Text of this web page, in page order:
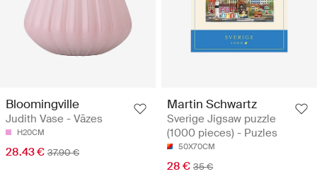
Bloomingville
Judith Vase - Vāzes
H20CM
28.43 € 37.90 €
Martin Schwartz
Sverige Jigsaw puzzle
(1000 pieces) - Puzles
50X70CM
28 € 35 €